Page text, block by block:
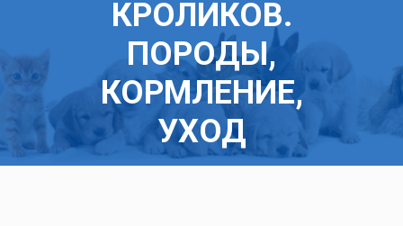
КРОЛИКОВ.
ПОРОДЫ,
КОРМЛЕНИЕ,
УХОД